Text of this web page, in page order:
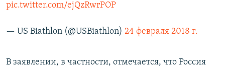
pic.twitter.com/ejQzRwrPOP
— US Biathlon (@USBiathlon) 24 февраля 2018 г.
В заявлении, в частности, отмечается, что Россия